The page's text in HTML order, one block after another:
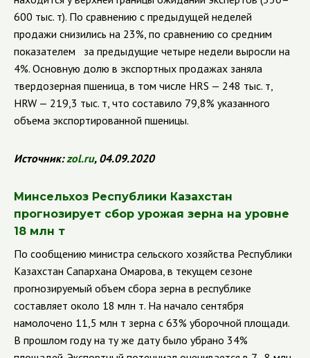
600 тыс. т). По сравнению с предыдущей неделей
продажи снизились на 23%, по сравнению со средним
показателем за предыдущие четыре недели выросли на
4%. Основную долю в экспортных продажах заняла
твердозерная пшеница, в том числе HRS — 248 тыс. т,
HRW — 219,3 тыс. т, что составило 79,8% указанного
объема экспортированной пшеницы.
Источник:zol.ru, 04.09.2020
Минсельхоз Республики Казахстан
прогнозирует сбор урожая зерна на уровне
18 млн т
По сообщению министра сельского хозяйства Республики
Казахстан Сапархана Омарова, в текущем сезоне
прогнозируемый объем сбора зерна в республике
составляет около 18 млн т. На начало сентября
намолочено 11,5 млн т зерна с 63% уборочной площади.
В прошлом году на ту же дату было убрано 34%